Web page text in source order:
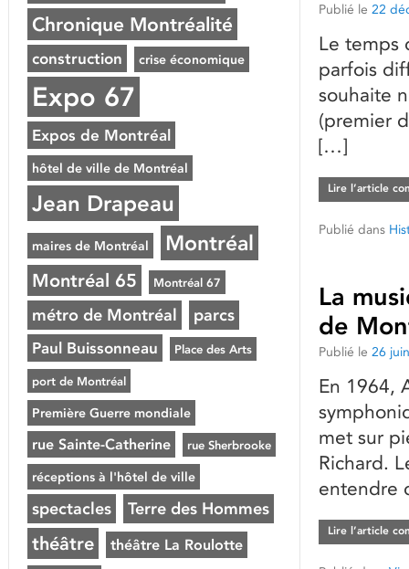
Publié le 22
Le temps
parfois
souhaite
(premier
[…]
Lire l’article
Publié dans
La
de
Publié le 26
En 1964,
met sur
Richard.
entendre
Lire l’article
Chronique Montréalité
construction crise économique
Expo 67
Expos de Montréal
hôtel de ville de Montréal
Jean Drapeau
maires de Montréal Montréal
Montréal 65 Montréal 67
métro de Montréal parcs
Paul Buissonneau Place des Arts
port de Montréal
Première Guerre mondiale
rue Sainte-Catherine rue Sherbrooke
réceptions à l'hôtel de ville
spectacles Terre des Hommes
théâtre théâtre La Roulotte